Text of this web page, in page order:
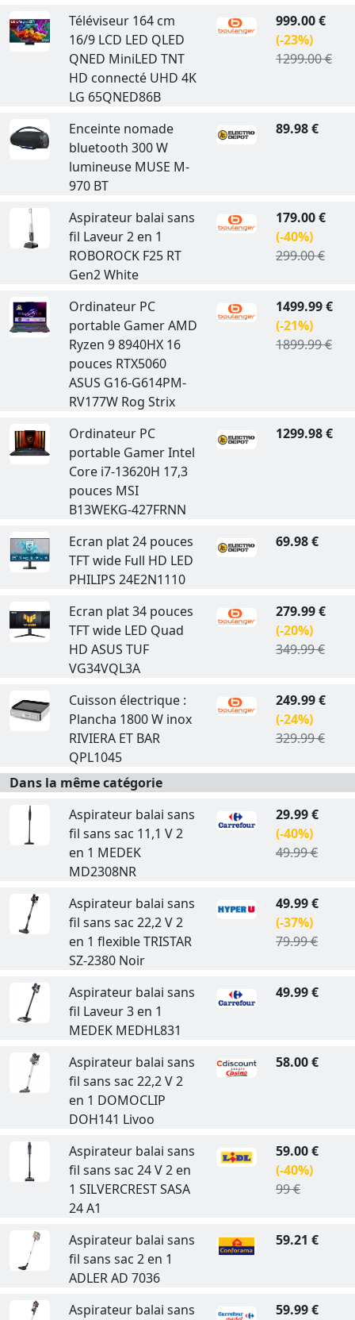
Téléviseur 164 cm
16/9 LCD LED QLED
QNED MiniLED TNT
HD connecté UHD 4K
LG 65QNED86B
999.00 €
(-23%)
1299.00 €
Enceinte nomade
bluetooth 300 W
lumineuse MUSE M-
970 BT
89.98 €
Aspirateur balai sans
fil Laveur 2 en 1
ROBOROCK F25 RT
Gen2 White
179.00 €
(-40%)
299.00 €
Ordinateur PC
portable Gamer AMD
Ryzen 9 8940HX 16
pouces RTX5060
ASUS G16-G614PM-
RV177W Rog Strix
1499.99 €
(-21%)
1899.99 €
Ordinateur PC
portable Gamer Intel
Core i7-13620H 17,3
pouces MSI
B13WEKG-427FRNN
1299.98 €
Ecran plat 24 pouces
TFT wide Full HD LED
PHILIPS 24E2N1110
69.98 €
Ecran plat 34 pouces
TFT wide LED Quad
HD ASUS TUF
VG34VQL3A
279.99 €
(-20%)
349.99 €
Cuisson électrique :
Plancha 1800 W inox
RIVIERA ET BAR
QPL1045
249.99 €
(-24%)
329.99 €
Dans la même catégorie
Aspirateur balai sans
fil sans sac 11,1 V 2
en 1 MEDEK
MD2308NR
29.99 €
(-40%)
49.99 €
Aspirateur balai sans
fil sans sac 22,2 V 2
en 1 flexible TRISTAR
SZ-2380 Noir
49.99 €
(-37%)
79.99 €
Aspirateur balai sans
fil Laveur 3 en 1
MEDEK MEDHL831
49.99 €
Aspirateur balai sans
fil sans sac 22,2 V 2
en 1 DOMOCLIP
DOH141 Livoo
58.00 €
Aspirateur balai sans
fil sans sac 24 V 2 en
1 SILVERCREST SASA
24 A1
59.00 €
(-40%)
99 €
Aspirateur balai sans
fil sans sac 2 en 1
ADLER AD 7036
59.21 €
Aspirateur balai sans 59.99 €